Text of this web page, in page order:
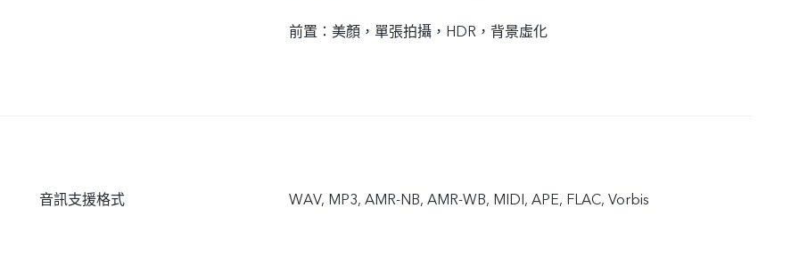
前置：美顏，單張拍攝，HDR，背景虛化
音訊支援格式 WAV, MP3, AMR-NB, AMR-WB, MIDI, APE, FLAC, Vorbis